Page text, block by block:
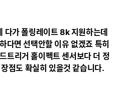
가 폴링레이트 8k 지원하는데
다면 선택안할 이유 없겠죠 특히
트리거 홀이펙트 센서보다 더 정
점도 확실히 있을것 같습니다.